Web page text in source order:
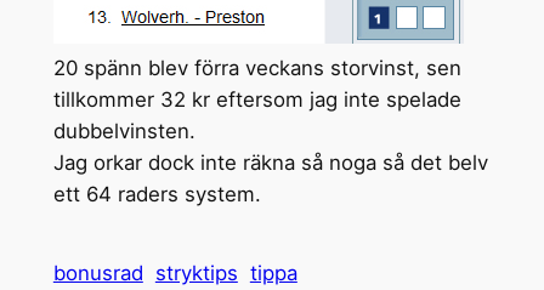
20 spänn blev förra veckans storvinst, sen
tillkommer 32 kr eftersom jag inte spelade
dubbelvinsten.
Jag orkar dock inte räkna så noga så det belv
ett 64 raders system.
bonusrad stryktips tippa